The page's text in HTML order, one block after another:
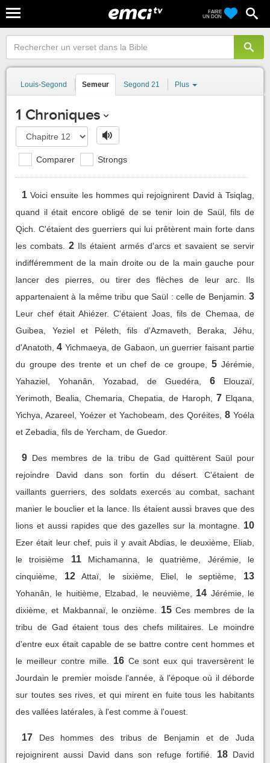
FAIRE
UN DON
Louis-Segond Semeur Segond 21 Plus
1 Chroniques
Comparer Strongs
1 Voici ensuite les hommes qui rejoignirent David à Tsiqlag,
quand il était encore obligé de se tenir loin de Saül, fils de
Qich. C'étaient des guerriers qui lui prêtèrent main forte dans
les combats.
2 Ils étaient armés d'arcs et savaient se servir
indifféremment de la main droite ou de la main gauche pour
lancer des pierres, ou tirer des flèches de leur arc. Ils
appartenaient à la même tribu que Saül : celle de Benjamin. 3
Leur chef était Ahiézer. C'étaient Joas, fils de Chemaa, de
Guibea, Yeziel et Péleth, fils d'Azmaveth, Beraka, Jéhu,
d'Anatoth, 4 Yichmaeya, de Gabaon, un guerrier faisant partie
du groupe des trente et un chef de ce groupe,
5 Jérémie,
Yahaziel, Yohanân, Yozabad, de Guedéra,
6
Elouzaï,
Yerimoth, Bealia, Chemaria, Chepatia, de Haroph,
7 Elqana,
Yichya, Azareel, Yoézer et Yachobeam, des Qoréites, 8 Yoéla
et Zebadia, fils de Yercham, de Guedor.
9 Des membres de la tribu de Gad quittèrent Saül pour
rejoindre David dans son fortin du désert. C'étaient de
vaillants guerriers, des soldats exercés au combat, sachant
manier le bouclier et la lance. Ils étaient aussi braves que des
lions et aussi rapides que des gazelles sur la montagne.
10
Ezer était leur chef, puis il y avait Abdias, le deuxième, Eliab,
le troisième
11
Michamanna, le quatrième, Jérémie, le
cinquième,
12 Attaï, le sixième, Eliel, le septième, 13
Yohanân, le huitième, Elzabad, le neuvième, 14 Jérémie, le
dixième, et Makbannaï, le onzième.
15 Ces membres de la
tribu de Gad étaient tous des chefs militaires. Le moindre
d'entre eux était capable de se battre contre cent hommes et
le meilleur contre mille.
16 Ce sont eux qui traversèrent le
Jourdain le premier moisde l'année, à l'époque où il déborde
sur toutes ses rives, et qui mirent en fuite tous les habitants
des vallées latérales, à l'est comme à l'ouest.
17
Des hommes des tribus de Benjamin et de Juda
rejoignirent aussi David dans son refuge fortifié.
18 David